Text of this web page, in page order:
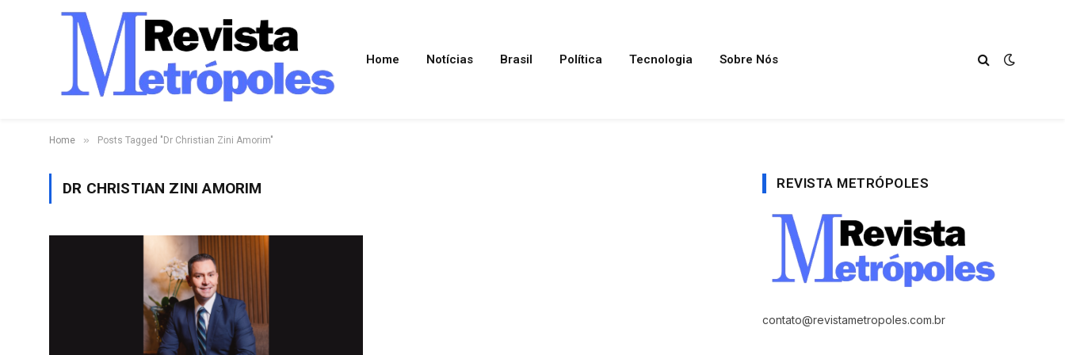
Home Notícias Brasil Política Tecnologia Sobre Nós
Home » Posts Tagged "Dr Christian Zini Amorim"
DR CHRISTIAN ZINI AMORIM REVISTA METRÓPOLES
contato@revistametropoles.com.br